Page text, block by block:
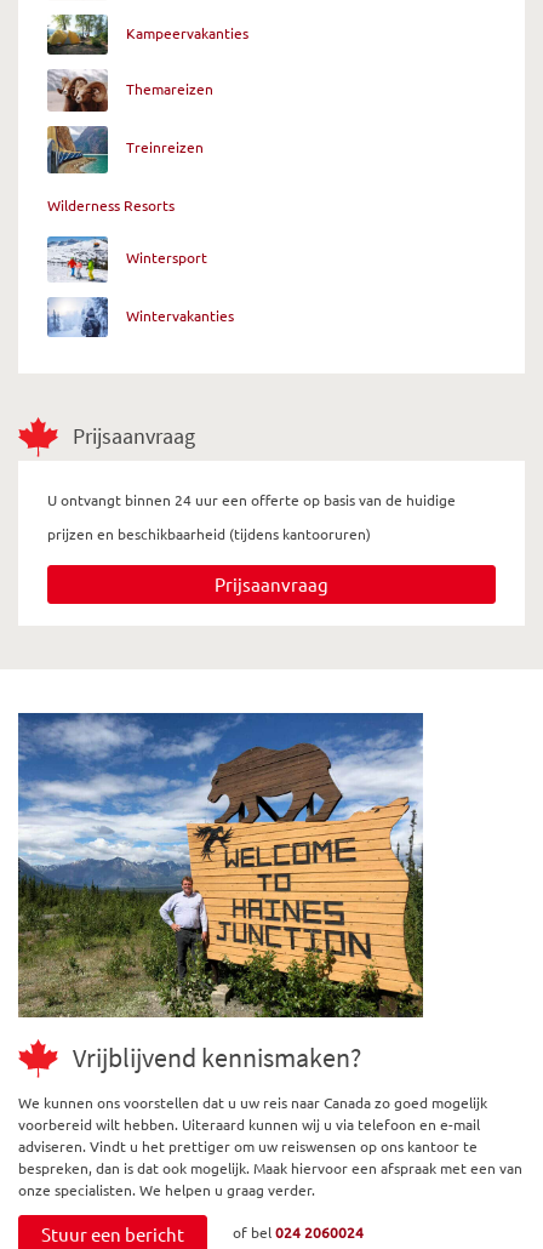
Kampeervakanties
Themareizen
Treinreizen
Wilderness Resorts
Wintersport
Wintervakanties
Prijsaanvraag
U ontvangt binnen 24 uur een offerte op basis van de huidige
prijzen en beschikbaarheid (tijdens kantooruren)
Prijsaanvraag
Vrijblijvend kennismaken?
We kunnen ons voorstellen dat u uw reis naar Canada zo goed mogelijk
voorbereid wilt hebben. Uiteraard kunnen wij u via telefoon en e-mail
adviseren. Vindt u het prettiger om uw reiswensen op ons kantoor te
bespreken, dan is dat ook mogelijk. Maak hiervoor een afspraak met een van
onze specialisten. We helpen u graag verder.
Stuur een bericht of bel024 2060024